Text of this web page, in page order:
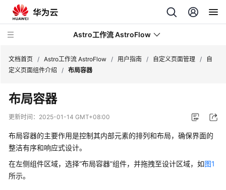
Astro工作流 AstroFlow
新
动
产
介
绍
文档首页 / Astro工作流 AstroFlow / 用户指南 / 自定义页面管理 /
自
定义页面组件介绍
/ 布局容器
布局容器
更新时间： 2025-01-14 GMT+08:00
布局容器的主要作用是控制其内部元素的排列和布局，确保界面的
整洁有序和响应式设计。
在左侧组件区域，选择“布局容器”组件，并拖拽至设计区域，如图1
所示。